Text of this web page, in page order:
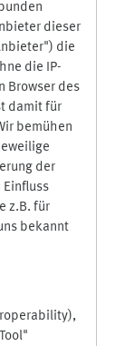
dieser
die
die IP-
Browser des
damit für
bemühen
der
Einfluss
z.B. für
bekannt